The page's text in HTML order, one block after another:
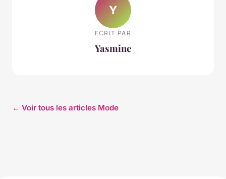
Y
ECRIT PAR
Yasmine
← Voir tous les articles Mode